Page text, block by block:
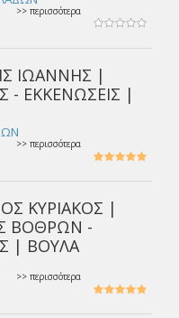
>> περισσότερα
ΙΩΑΝΝΗΣ |
- ΕΚΚΕΝΩΣΕΙΣ |
>> περισσότερα
ΚΥΡΙΑΚΟΣ |
ΒΟΘΡΩΝ -
| ΒΟΥΛΑ
>> περισσότερα